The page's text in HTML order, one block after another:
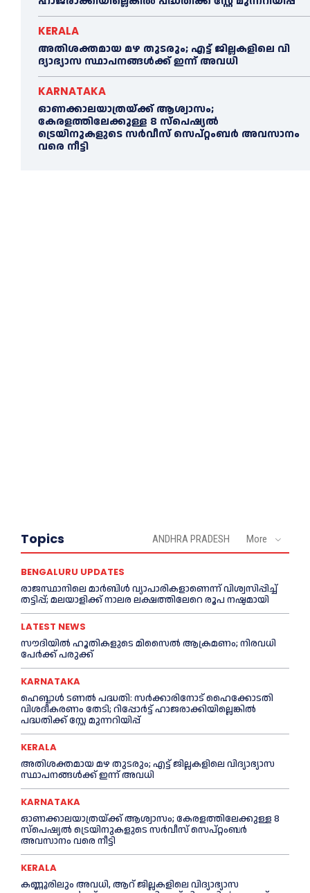
KERALA
അതിശക്തമായ മഴ തുടരും; എട്ട് ജി​ല്ല​ക​ളി​ലെ വി​
ദ്യാ​ഭ്യാ​സ സ്ഥാ​പ​ന​ങ്ങ​ൾ​ക്ക് ഇ​ന്ന് അ​വ​ധി
KARNATAKA
ഓണക്കാലയാത്രയ്ക്ക് ആശ്വാസം;
കേരളത്തിലേക്കുള്ള 8 സ്പെഷ്യൽ
ട്രെയിനുകളുടെ സർവീസ് സെപ്റ്റംബർ അവസാനം
വരെ നീട്ടി
Topics ANDHRA PRADESH More
BENGALURU UPDATES
രാജസ്ഥാനിലെ മാർബിൾ വ്യാപാരികളാണെന്ന് വിശ്വസിപ്പിച്ച്
തട്ടിപ്പ്; മലയാളിക്ക് നാലര ലക്ഷത്തിലേറെ രൂപ നഷ്ടമായി
LATEST NEWS
സൗദിയിൽ ഹൂതികളുടെ മിസൈൽ ആക്രമണം; നിരവധി
പേർക്ക് പരുക്ക്
KARNATAKA
ഹെബ്ബാൾ ടണൽ പദ്ധതി: സർക്കാരിനോട് ഹൈക്കോടതി
വിശദീകരണം തേടി; റിപ്പോർട്ട് ഹാജരാക്കിയില്ലെങ്കിൽ
പദ്ധതിക്ക് സ്റ്റേ മുന്നറിയിപ്പ്
KERALA
അതിശക്തമായ മഴ തുടരും; എട്ട് ജി​ല്ല​ക​ളി​ലെ വി​ദ്യാ​ഭ്യാ​സ
സ്ഥാ​പ​ന​ങ്ങ​ൾ​ക്ക് ഇ​ന്ന് അ​വ​ധി
KARNATAKA
ഓണക്കാലയാത്രയ്ക്ക് ആശ്വാസം; കേരളത്തിലേക്കുള്ള 8
സ്പെഷ്യൽ ട്രെയിനുകളുടെ സർവീസ് സെപ്റ്റംബർ
അവസാനം വരെ നീട്ടി
KERALA
കണ്ണൂരിലും അവധി, ആറ് ജില്ലകളിലെ വിദ്യാഭ്യാസ